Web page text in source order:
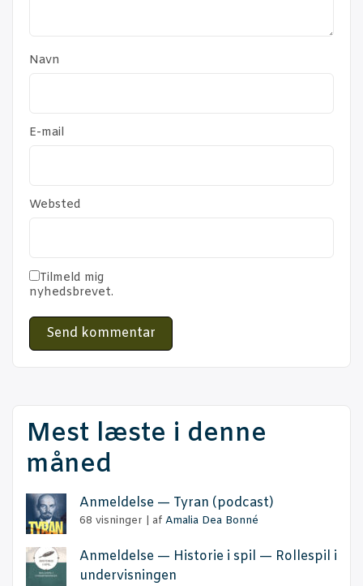
Mest læste i denne
måned
Anmel­del­se — Tyran (podcast)
68 visninger af Amalia Dea Bonné
Anmel­del­se — Histo­rie i spil — Rol­le­spil i
undervisningen
Navn
E-mail
Websted
Tilmeld mig
nyhedsbrevet.